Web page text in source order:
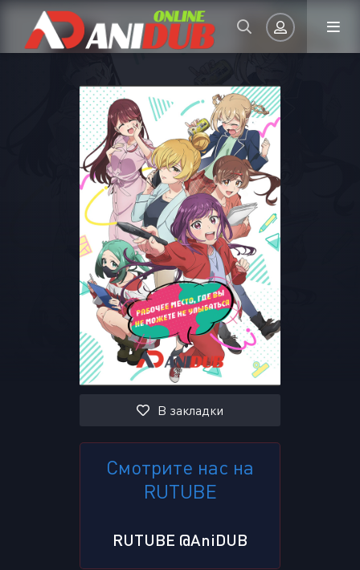
Авторизация
Запомнить
ВОЙТИ НА САЙТ
Регистрация Восстановить пароль
Или войти через
В закладки
Смотрите нас на
RUTUBE
RUTUBE @AniDUB